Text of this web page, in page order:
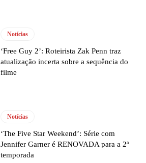
Notícias
‘Free Guy 2’: Roteirista Zak Penn traz
atualização incerta sobre a sequência do
filme
Notícias
‘The Five Star Weekend’: Série com
Jennifer Garner é RENOVADA para a 2ª
temporada